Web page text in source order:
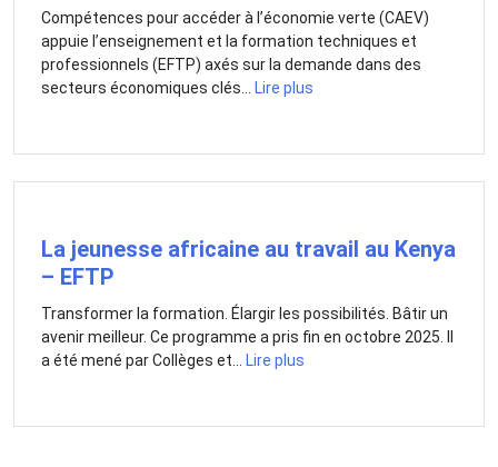
Compétences pour accéder à l’économie verte (CAEV)
appuie l’enseignement et la formation techniques et
professionnels (EFTP) axés sur la demande dans des
secteurs économiques clés...
Lire plus
La jeunesse africaine au travail au Kenya
– EFTP
Transformer la formation. Élargir les possibilités. Bâtir un
avenir meilleur. Ce programme a pris fin en octobre 2025. Il
a été mené par Collèges et...
Lire plus